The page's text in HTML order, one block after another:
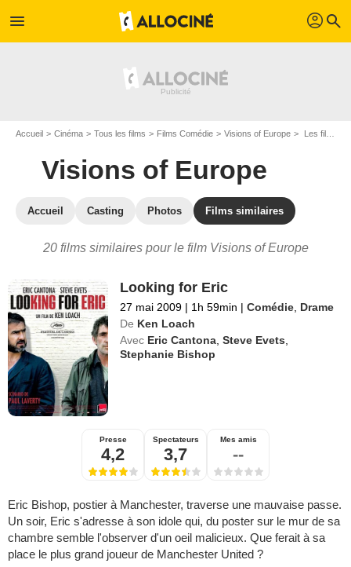
menu profil search
Accueil Cinéma Tous les films Films Comédie Visions of Europe Les films similaires à "Visions of Europe"
Visions of Europe
Accueil Casting Photos Films similaires
20 films similaires pour le film Visions of Europe
Looking for Eric
27 mai 2009 | 1h 59min | Comédie Drame
De Ken Loach
Avec Eric Cantona ,Steve Evets
Stephanie Bishop
Presse
4,2
Spectateurs
3,7
Mes amis
--
Eric Bishop, postier à Manchester, traverse une mauvaise passe.
Un soir, Eric s'adresse à son idole qui, du poster sur le mur de sa
chambre semble l'observer d'un oeil malicieux. Que ferait à sa
place le plus grand joueur de Manchester United ?